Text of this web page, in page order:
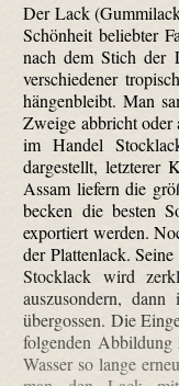
Der Lack
Schönheit beliebter
nach dem Stich der
verschiedener
hängenbleibt. Man
Zweige abbricht oder
im Handel
dargestellt, letzterer
Assam liefern die
becken die besten
exportiert werden.
der Plattenlack.
Stocklack wird
auszusondern,
übergossen. Die
folgenden Abbildung
Wasser so lange